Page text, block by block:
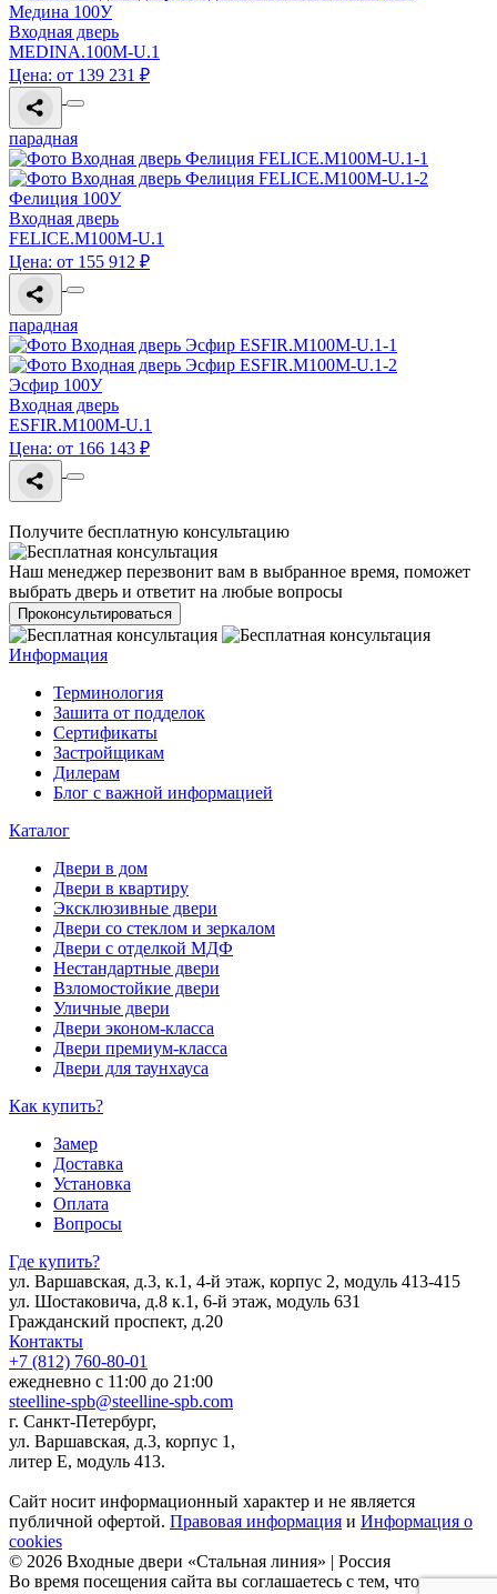
Медина 100У
Входная дверь
MEDINA.100M-U.1
Цена: от 139 231 ₽
парадная
Фелиция 100У
Входная дверь
FELICE.M100M-U.1
Цена: от 155 912 ₽
парадная
Эсфир 100У
Входная дверь
ESFIR.M100M-U.1
Цена: от 166 143 ₽
Получите бесплатную консультацию
Наш менеджер перезвонит вам в выбранное время, поможет
выбрать дверь и ответит на любые вопросы
Проконсультироваться
Информация
Терминология
Зашита от подделок
Сертификаты
Застройщикам
Дилерам
Блог с важной информацией
Каталог
Двери в дом
Двери в квартиру
Эксклюзивные двери
Двери со стеклом и зеркалом
Двери с отделкой МДФ
Нестандартные двери
Взломостойкие двери
Уличные двери
Двери эконом-класса
Двери премиум-класса
Двери для таунхауса
Как купить?
Замер
Доставка
Установка
Оплата
Вопросы
Где купить?
ул. Варшавская, д.3, к.1, 4-й этаж, корпус 2, модуль 413-415
ул. Шостаковича, д.8 к.1, 6-й этаж, модуль 631
Гражданский проспект, д.20
Контакты
+7 (812) 760-80-01
ежедневно с 11:00 до 21:00
steelline-spb@steelline-spb.com
г. Санкт-Петербург,
ул. Варшавская, д.3, корпус 1,
литер Е, модуль 413.
Сайт носит информационный характер и не является
публичной офертой. Правовая информация и Информация о
cookies
© 2026 Входные двери «Стальная линия» | Россия
Во время посещения сайта вы соглашаетесь с тем, что мы